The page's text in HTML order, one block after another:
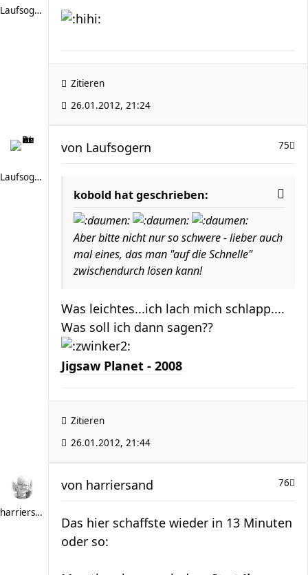
Laufsogern
Zitieren
26.01.2012, 21:24
Laufsogern
75
von Laufsogern
kobold hat geschrieben:
Aber bitte nicht nur so schwere - lieber auch
mal eines, das man "auf die Schnelle"
zwischendurch lösen kann!
Was leichtes...ich lach mich schlapp....
Was soll ich dann sagen??
Jigsaw Planet - 2008
Zitieren
26.01.2012, 21:44
harriersand
76
von harriersand
Das hier schaffste wieder in 13 Minuten
oder so: